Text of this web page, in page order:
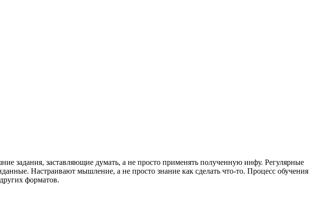
задания, заставляющие думать, а не просто применять полученную инфу. Регулярные
Настраивают мышление, а не просто знание как сделать что-то. Процесс обучения
форматов.